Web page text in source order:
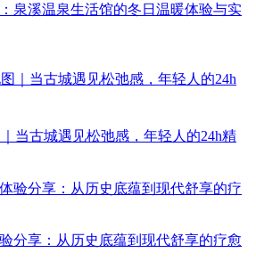
泉溪温泉生活馆的冬日温暖体验与实
当古城遇见松弛感，年轻人的24h精
分享：从历史底蕴到现代舒享的疗愈